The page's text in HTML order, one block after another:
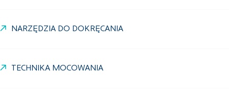
NARZĘDZIA DO DOKRĘCANIA
TECHNIKA MOCOWANIA